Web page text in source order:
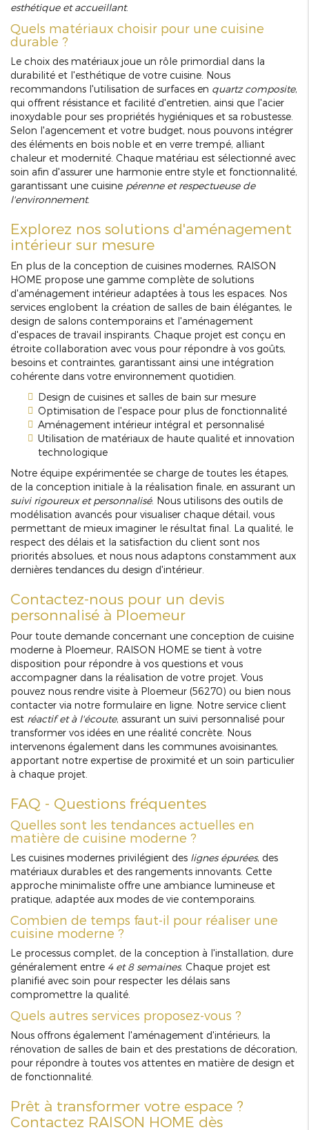
esthétique et accueillant.
Quels matériaux choisir pour une cuisine
durable ?
Le choix des matériaux joue un rôle primordial dans la
durabilité et l'esthétique de votre cuisine. Nous
recommandons l'utilisation de surfaces en quartz composite,
qui offrent résistance et facilité d'entretien, ainsi que l'acier
inoxydable pour ses propriétés hygiéniques et sa robustesse.
Selon l'agencement et votre budget, nous pouvons intégrer
des éléments en bois noble et en verre trempé, alliant
chaleur et modernité. Chaque matériau est sélectionné avec
soin afin d'assurer une harmonie entre style et fonctionnalité,
garantissant une cuisine pérenne et respectueuse de
l'environnement.
Explorez nos solutions d'aménagement
intérieur sur mesure
En plus de la conception de cuisines modernes, RAISON
HOME propose une gamme complète de solutions
d'aménagement intérieur adaptées à tous les espaces. Nos
services englobent la création de salles de bain élégantes, le
design de salons contemporains et l'aménagement
d'espaces de travail inspirants. Chaque projet est conçu en
étroite collaboration avec vous pour répondre à vos goûts,
besoins et contraintes, garantissant ainsi une intégration
cohérente dans votre environnement quotidien.
Design de cuisines et salles de bain sur mesure
Optimisation de l'espace pour plus de fonctionnalité
Aménagement intérieur intégral et personnalisé
Utilisation de matériaux de haute qualité et innovation
technologique
Notre équipe expérimentée se charge de toutes les étapes,
de la conception initiale à la réalisation finale, en assurant un
suivi rigoureux et personnalisé. Nous utilisons des outils de
modélisation avancés pour visualiser chaque détail, vous
permettant de mieux imaginer le résultat final. La qualité, le
respect des délais et la satisfaction du client sont nos
priorités absolues, et nous nous adaptons constamment aux
dernières tendances du design d'intérieur.
Contactez-nous pour un devis
personnalisé à Ploemeur
Pour toute demande concernant une conception de cuisine
moderne à Ploemeur, RAISON HOME se tient à votre
disposition pour répondre à vos questions et vous
accompagner dans la réalisation de votre projet. Vous
pouvez nous rendre visite à Ploemeur (56270) ou bien nous
contacter via notre formulaire en ligne. Notre service client
est réactif et à l'écoute, assurant un suivi personnalisé pour
transformer vos idées en une réalité concrète. Nous
intervenons également dans les communes avoisinantes,
apportant notre expertise de proximité et un soin particulier
à chaque projet.
FAQ - Questions fréquentes
Quelles sont les tendances actuelles en
matière de cuisine moderne ?
Les cuisines modernes privilégient des lignes épurées, des
matériaux durables et des rangements innovants. Cette
approche minimaliste offre une ambiance lumineuse et
pratique, adaptée aux modes de vie contemporains.
Combien de temps faut-il pour réaliser une
cuisine moderne ?
Le processus complet, de la conception à l'installation, dure
généralement entre 4 et 8 semaines. Chaque projet est
planifié avec soin pour respecter les délais sans
compromettre la qualité.
Quels autres services proposez-vous ?
Nous offrons également l'aménagement d'intérieurs, la
rénovation de salles de bain et des prestations de décoration,
pour répondre à toutes vos attentes en matière de design et
de fonctionnalité.
Prêt à transformer votre espace ?
Contactez RAISON HOME dès